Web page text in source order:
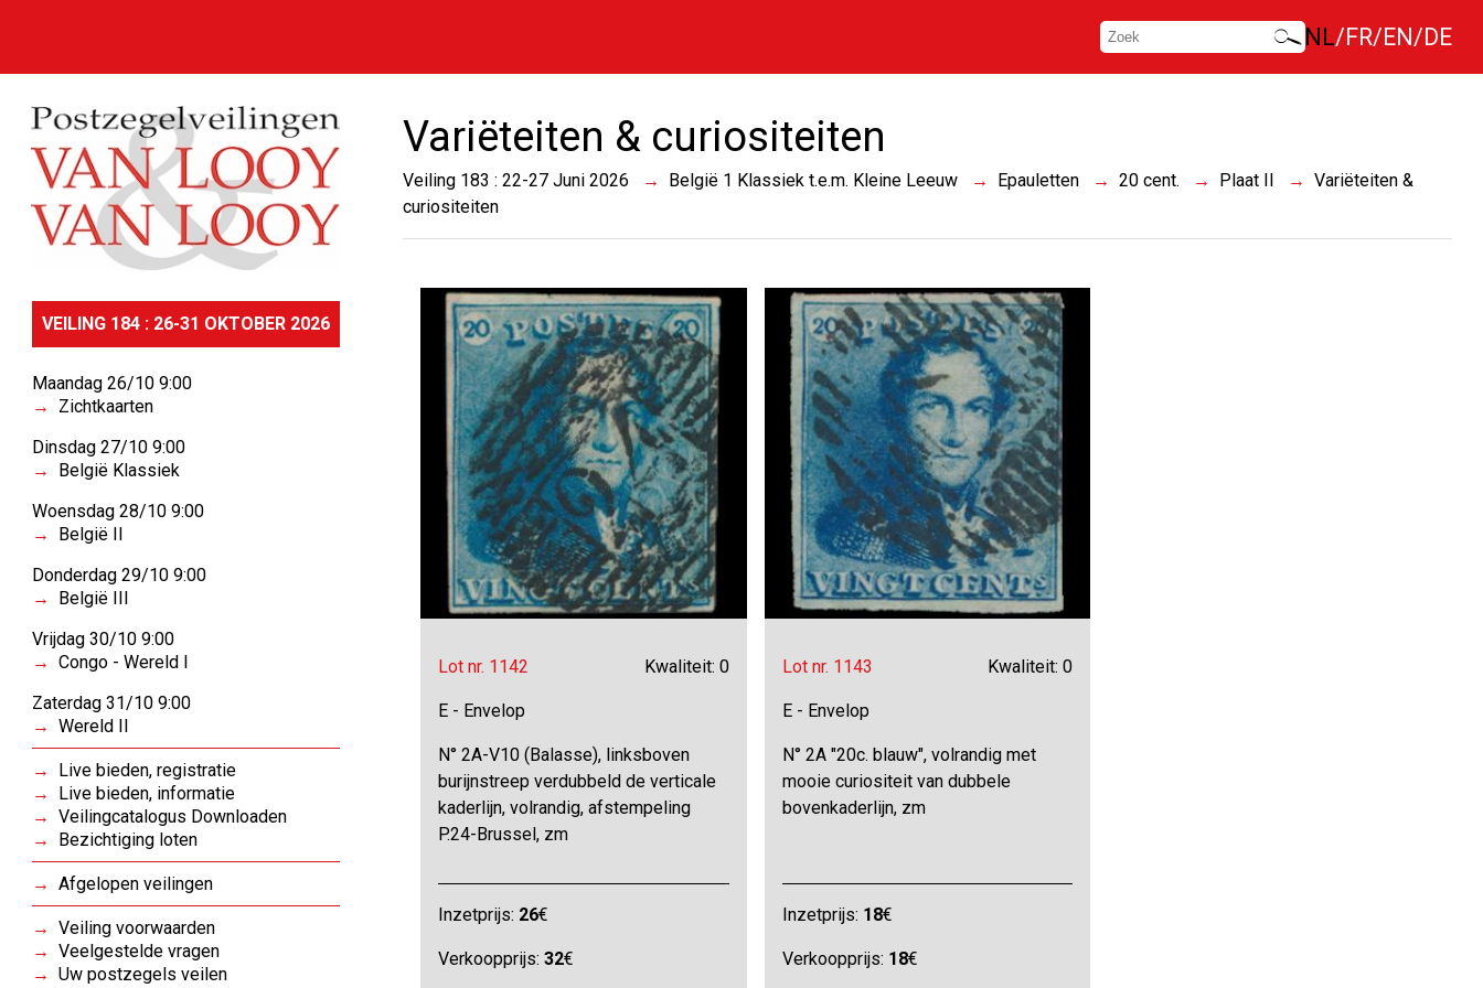
NL FR EN DE
VEILING 184 : 26-31 OKTOBER 2026
Maandag 26/10 9:00
Zichtkaarten
Dinsdag 27/10 9:00
België Klassiek
Woensdag 28/10 9:00
België II
Donderdag 29/10 9:00
België III
Vrijdag 30/10 9:00
Congo - Wereld I
Zaterdag 31/10 9:00
Wereld II
Live bieden, registratie
Live bieden, informatie
Veilingcatalogus Downloaden
Bezichtiging loten
Afgelopen veilingen
Veiling voorwaarden
Veelgestelde vragen
Uw postzegels veilen
Variëteiten & curiositeiten
Veiling 183 : 22-27 Juni 2026 België 1 Klassiek t.e.m. Kleine Leeuw Epauletten 20 cent. Plaat II
Variëteiten &
curiositeiten
Lot nr. 1142 Kwaliteit: 0
E - Envelop
N° 2A-V10 (Balasse), linksboven
burijnstreep verdubbeld de verticale
kaderlijn, volrandig, afstempeling
P.24-Brussel, zm
Inzetprijs: 26€
Verkoopprijs:32€
Lot nr. 1143 Kwaliteit: 0
E - Envelop
N° 2A "20c. blauw", volrandig met
mooie curiositeit van dubbele
bovenkaderlijn, zm
Inzetprijs: 18€
Verkoopprijs: 18€